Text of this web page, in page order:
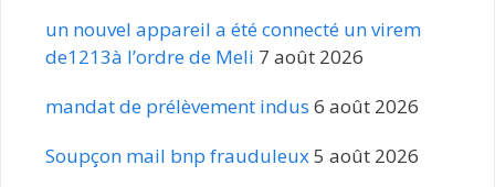
un nouvel appareil a été connecté un virem
de1213à l’ordre de Meli 7 août 2026
mandat de prélèvement indus 6 août 2026
Soupçon mail bnp frauduleux5 août 2026